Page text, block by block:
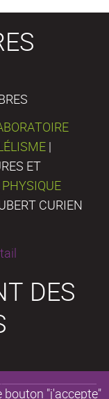
bouton "j'accepte"
|
ET
CURIEN
DES